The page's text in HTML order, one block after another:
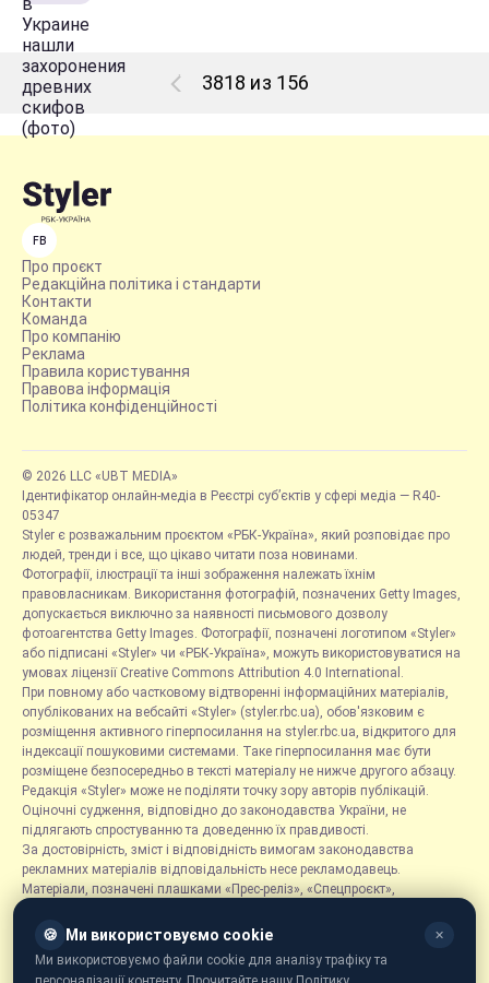
3818 из 156
FB
Про проєкт
Редакційна політика і стандарти
Контакти
Команда
Про компанію
Реклама
Правила користування
Правова інформація
Політика конфіденційності
© 2026 LLC «UBT MEDIA»
Ідентифікатор онлайн-медіа в Реєстрі суб’єктів у сфері медіа — R40-
05347
Styler є розважальним проєктом «РБК-Україна», який розповідає про
людей, тренди і все, що цікаво читати поза новинами.
Фотографії, ілюстрації та інші зображення належать їхнім
правовласникам. Використання фотографій, позначених Getty Images,
допускається виключно за наявності письмового дозволу
фотоагентства Getty Images. Фотографії, позначені логотипом «Styler»
або підписані «Styler» чи «РБК-Україна», можуть використовуватися на
умовах ліцензії Creative Commons Attribution 4.0 International.
При повному або частковому відтворенні інформаційних матеріалів,
опублікованих на вебсайті «Styler» (styler.rbc.ua), обов'язковим є
розміщення активного гіперпосилання на styler.rbc.ua, відкритого для
індексації пошуковими системами. Таке гіперпосилання має бути
розміщене безпосередньо в тексті матеріалу не нижче другого абзацу.
Редакція «Styler» може не поділяти точку зору авторів публікацій.
Оціночні судження, відповідно до законодавства України, не
підлягають спростуванню та доведенню їх правдивості.
За достовірність, зміст і відповідність вимогам законодавства
рекламних матеріалів відповідальність несе рекламодавець.
Матеріали, позначені плашками «Прес-реліз», «Спецпроєкт»,
розміщуються на правах реклами.
Рубрика «Новини компаній» є інформаційним форматом, що містить
новини, повідомлення та оголошення, пов'язані з діяльністю
🍪 Ми використовуємо cookie ✕
Ми використовуємо файли cookie для аналізу трафіку та